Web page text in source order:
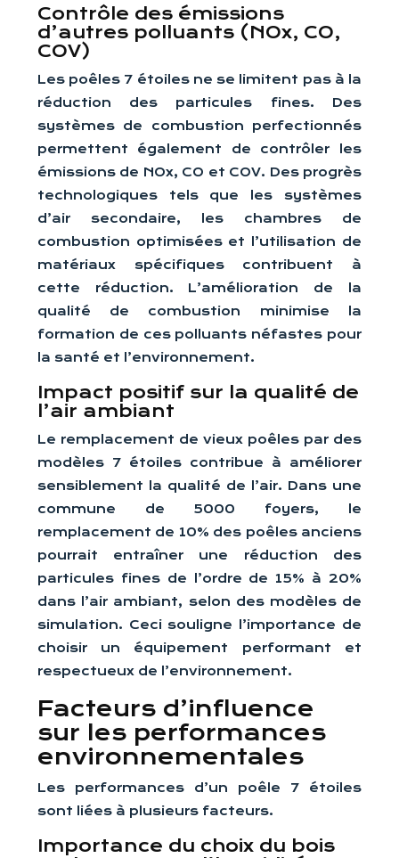
Contrôle des émissions
d’autres polluants (NOx, CO,
COV)
Les poêles 7 étoiles ne se limitent pas à la
réduction des particules fines. Des
systèmes de combustion perfectionnés
permettent également de contrôler les
émissions de NOx, CO et COV. Des progrès
technologiques tels que les systèmes
d’air secondaire, les chambres de
combustion optimisées et l’utilisation de
matériaux spécifiques contribuent à
cette réduction. L’amélioration de la
qualité de combustion minimise la
formation de ces polluants néfastes pour
la santé et l’environnement.
Impact positif sur la qualité de
l’air ambiant
Le remplacement de vieux poêles par des
modèles 7 étoiles contribue à améliorer
sensiblement la qualité de l’air. Dans une
commune de 5000 foyers, le
remplacement de 10% des poêles anciens
pourrait entraîner une réduction des
particules fines de l’ordre de 15% à 20%
dans l’air ambiant, selon des modèles de
simulation. Ceci souligne l’importance de
choisir un équipement performant et
respectueux de l’environnement.
Facteurs d’influence
sur les performances
environnementales
Les performances d’un poêle 7 étoiles
sont liées à plusieurs facteurs.
Importance du choix du bois